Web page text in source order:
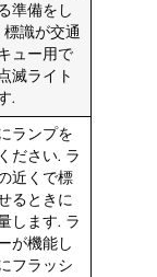
準備をし
識が交通
ュー用で
滅ライト
.
ランプを
ださい. ラ
近くで標
るときに
します. ラ
が機能し
フラッシ